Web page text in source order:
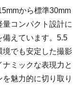
から標準30mm
コンパクト設計に
備えています。5.5
境でも安定した撮影
ミックな表現力と
魅力的に切り取り